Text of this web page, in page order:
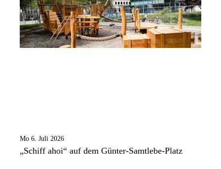
Mo 6. Juli 2026
„Schiff ahoi“ auf dem Günter-Samtlebe-Platz